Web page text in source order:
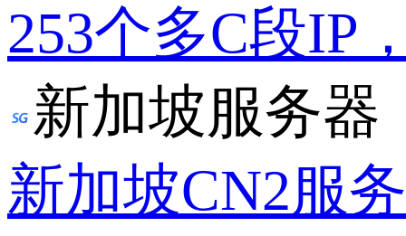
253个多C段IP
新加坡服务器
新加坡CN2服